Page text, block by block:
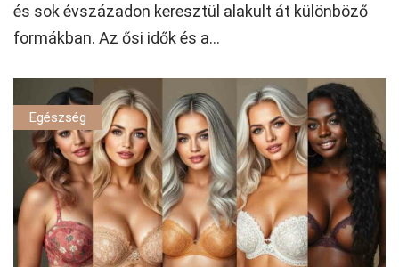
és sok évszázadon keresztül alakult át különböző
formákban. Az ősi idők és a...
Egészség